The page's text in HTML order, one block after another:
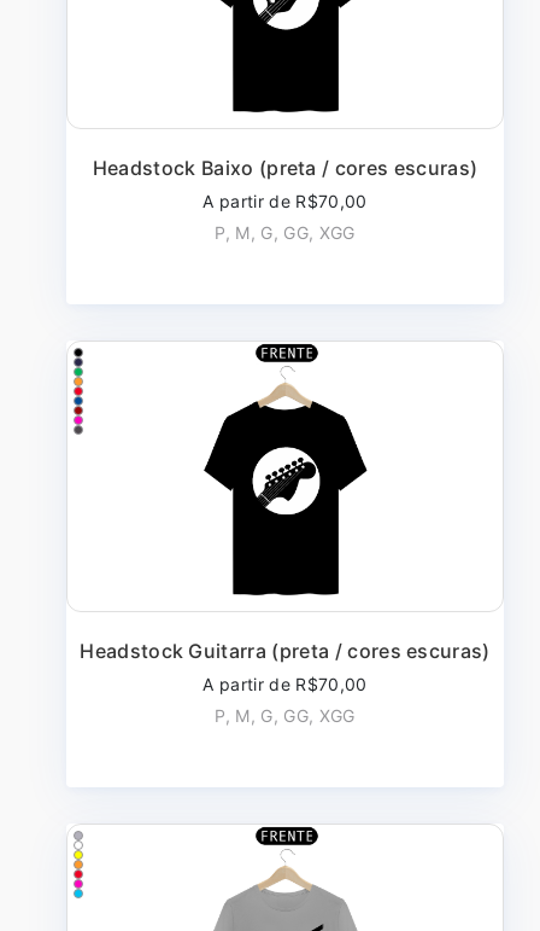
Headstock Baixo (preta / cores escuras)
A partir de R$70,00
P, M, G, GG, XGG
Headstock Guitarra (preta / cores escuras)
A partir de R$70,00
P, M, G, GG, XGG